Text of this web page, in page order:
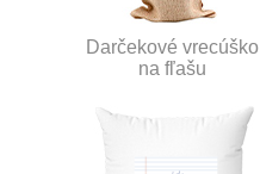
Darčekové vrecúško
na fľašu